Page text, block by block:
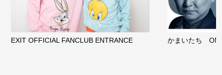
EXIT OFFICIAL FANCLUB ENTRANCE かまいたち